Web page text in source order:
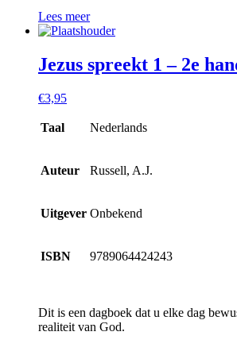
Lees meer
Jezus spreekt 1 – 2e
€3,95
Taal Nederlands
Auteur Russell, A.J.
Uitgever Onbekend
ISBN 9789064424243
Dit is een dagboek dat u elke dag
realiteit van God.